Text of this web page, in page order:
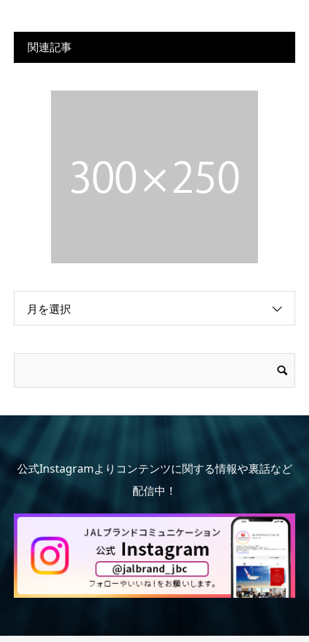
関連記事
月を選択
公式Instagramよりコンテンツに関する情報や裏話など
配信中！